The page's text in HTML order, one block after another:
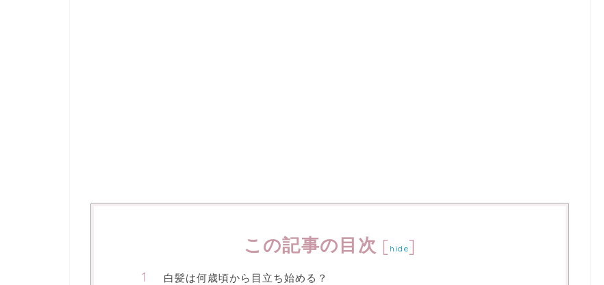
この記事の目次 [ hide]
白髪は何歳頃から目立ち始める？